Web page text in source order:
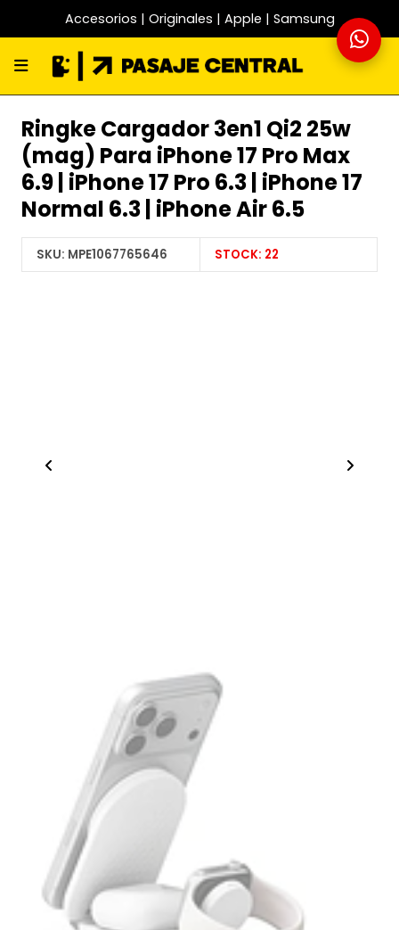
Accesorios | Originales | Apple | Samsung
Ringke Cargador 3en1 Qi2 25w
(mag) Para iPhone 17 Pro Max
6.9 | iPhone 17 Pro 6.3 | iPhone 17
Normal 6.3 | iPhone Air 6.5
SKU: MPE1067765646 STOCK: 22